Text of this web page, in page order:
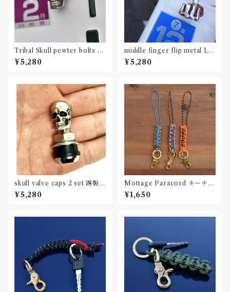
Tribal Skull pewter bolts 2
set
¥5,280
middle finger flip metal Lic
ense plate bolts 2 set
¥5,280
skull valve caps 2 set 錫製ス
カルバルブキャップ
¥5,280
Mottage Paracord キーチェ
ーン 003
¥1,650